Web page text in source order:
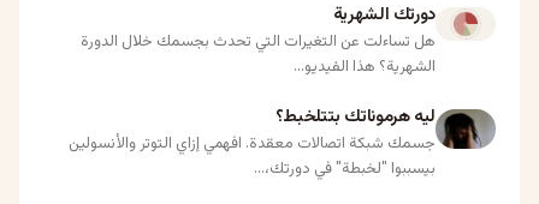
دورتك الشهرية
هل تساءلت عن التغيرات التي تحدث بجسمك خلال الدورة
الشهرية؟ هذا الفيديو...
ليه هرموناتك بتتلخبط؟
جسمك شبكة اتصالات معقدة. افهمي إزاي التوتر والأنسولين
بيسببوا "لخبطة" في دورتك،...